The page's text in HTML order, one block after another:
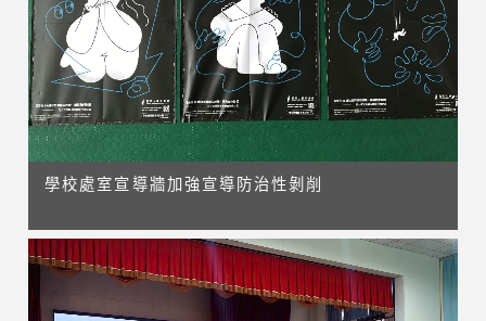
學校處室宣導牆加強宣導防治性剝削